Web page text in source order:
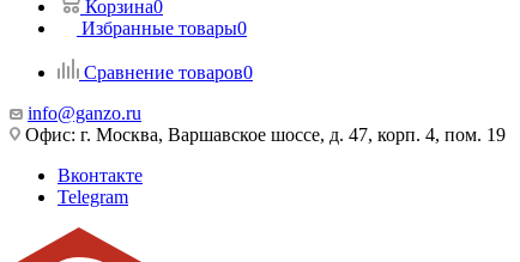
Корзина0
Избранные товары0
Сравнение товаров0
info@ganzo.ru
Офис: г. Москва, Варшавское шоссе, д. 47, корп. 4, пом. 19
Вконтакте
Telegram